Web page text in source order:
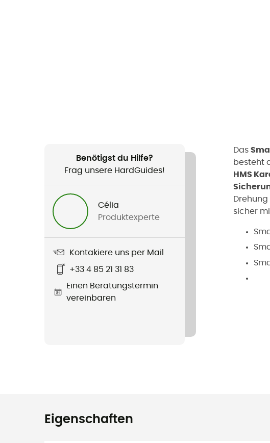
Benötigst du Hilfe?
Frag unsere HardGuides!
Célia
Produktexperte
Kontakiere uns per Mail
+33 4 85 21 31 83
Einen Beratungstermin
vereinbaren
Das
besteht
HMS
Drehung
sicher
Eigenschaften